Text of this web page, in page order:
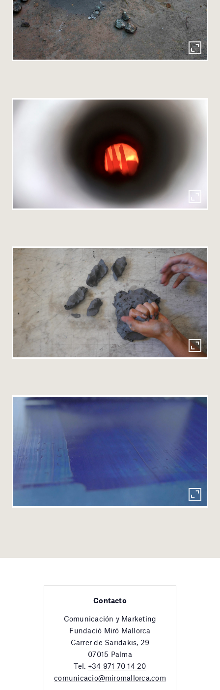
Contacto
Comunicación y Marketing
Fundació Miró Mallorca
Carrer de Saridakis, 29
07015 Palma
Tel. +34 971 70 14 20
comunicacio@miromallorca.com